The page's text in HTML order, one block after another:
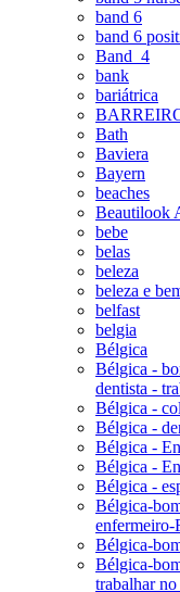
band 6
band 6
Band_4
bank
bariátrica
Bath
Baviera
Bayern
beaches
Beautilook
bebe
belas
beleza
beleza e
belfast
belgia
Bélgica
Bélgica -
dentista -
Bélgica -
Bélgica -
Bélgica -
Bélgica -
Bélgica -
Bélgica-
enfermeiro-
Bélgica-
Bélgica-
trabalhar